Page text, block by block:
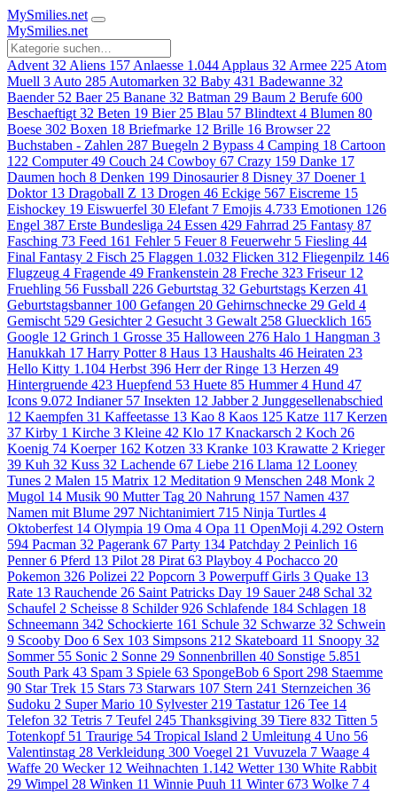
MySmilies.net
MySmilies.net
Advent 32 Aliens 157 Anlaesse 1.044 Applaus 32 Armee 225 Atom
Muell 3 Auto 285 Automarken 32 Baby 431 Badewanne 32
Baender 52 Baer 25 Banane 32 Batman 29 Baum 2 Berufe 600
Beschaeftigt 32 Beten 19 Bier 25 Blau 57 Blindtext 4 Blumen 80
Boese 302 Boxen 18 Briefmarke 12 Brille 16 Browser 22
Buchstaben - Zahlen 287 Buegeln 2 Bypass 4 Camping 18 Cartoon
122 Computer 49 Couch 24 Cowboy 67 Crazy 159 Danke 17
Daumen hoch 8 Denken 199 Dinosaurier 8 Disney 37 Doener 1
Doktor 13 Dragoball Z 13 Drogen 46 Eckige 567 Eiscreme 15
Eishockey 19 Eiswuerfel 30 Elefant 7 Emojis 4.733 Emotionen 126
Engel 387 Erste Bundesliga 24 Essen 429 Fahrrad 25 Fantasy 87
Fasching 73 Feed 161 Fehler 5 Feuer 8 Feuerwehr 5 Fiesling 44
Final Fantasy 2 Fisch 25 Flaggen 1.032 Flicken 312 Fliegenpilz 146
Flugzeug 4 Fragende 49 Frankenstein 28 Freche 323 Friseur 12
Fruehling 56 Fussball 226 Geburtstag 32 Geburtstags Kerzen 41
Geburtstagsbanner 100 Gefangen 20 Gehirnschnecke 29 Geld 4
Gemischt 529 Gesichter 2 Gesucht 3 Gewalt 258 Gluecklich 165
Google 12 Grinch 1 Grosse 35 Halloween 276 Halo 1 Hangman 3
Hanukkah 17 Harry Potter 8 Haus 13 Haushalts 46 Heiraten 23
Hello Kitty 1.104 Herbst 396 Herr der Ringe 13 Herzen 49
Hintergruende 423 Huepfend 53 Huete 85 Hummer 4 Hund 47
Icons 9.072 Indianer 57 Insekten 12 Jabber 2 Junggesellenabschied
12 Kaempfen 31 Kaffeetasse 13 Kao 8 Kaos 125 Katze 117 Kerzen
37 Kirby 1 Kirche 3 Kleine 42 Klo 17 Knackarsch 2 Koch 26
Koenig 74 Koerper 162 Kotzen 33 Kranke 103 Krawatte 2 Krieger
39 Kuh 32 Kuss 32 Lachende 67 Liebe 216 Llama 12 Looney
Tunes 2 Malen 15 Matrix 12 Meditation 9 Menschen 248 Monk 2
Mugol 14 Musik 90 Mutter Tag 20 Nahrung 157 Namen 437
Namen mit Blume 297 Nichtanimiert 715 Ninja Turtles 4
Oktoberfest 14 Olympia 19 Oma 4 Opa 11 OpenMoji 4.292 Ostern
594 Pacman 32 Pagerank 67 Party 134 Patchday 2 Peinlich 16
Penner 6 Pferd 13 Pilot 28 Pirat 63 Playboy 4 Pochacco 20
Pokemon 326 Polizei 22 Popcorn 3 Powerpuff Girls 3 Quake 13
Rate 13 Rauchende 26 Saint Patricks Day 19 Sauer 248 Schal 32
Schaufel 2 Scheisse 8 Schilder 926 Schlafende 184 Schlagen 18
Schneemann 342 Schockierte 161 Schule 32 Schwarze 32 Schwein
9 Scooby Doo 6 Sex 103 Simpsons 212 Skateboard 11 Snoopy 32
Sommer 55 Sonic 2 Sonne 29 Sonnenbrillen 40 Sonstige 5.851
South Park 43 Spam 3 Spiele 63 SpongeBob 6 Sport 298 Staemme
90 Star Trek 15 Stars 73 Starwars 107 Stern 241 Sternzeichen 36
Sudoku 2 Super Mario 10 Sylvester 219 Tastatur 126 Tee 14
Telefon 32 Tetris 7 Teufel 245 Thanksgiving 39 Tiere 832 Titten 5
Totenkopf 51 Traurige 54 Tropical Island 2 Umleitung 4 Uno 56
Valentinstag 28 Verkleidung 300 Voegel 21 Vuvuzela 7 Waage 4
Waffe 20 Wecker 12 Weihnachten 1.142 Wetter 130 White Rabbit
29 Wimpel 28 Winken 11 Winnie Puuh 11 Winter 673 Wolke 7 4